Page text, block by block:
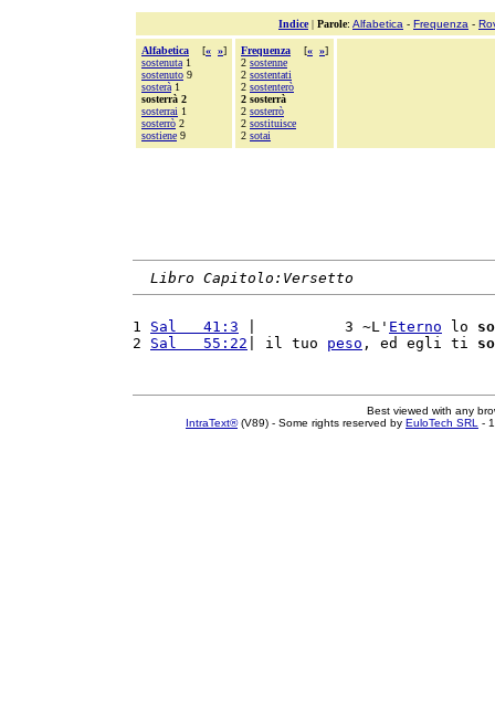
Indice| Parole: Alfabetica - Frequenza -
Alfabetica [« »]
sostenuta 1
sostenuto 9
sosterà 1
sosterrà 2
sosterrai 1
sosterrò 2
sostiene 9
Frequenza [« »]
2 sostenne
2 sostentati
2 sostenterò
2 sosterrà
2 sosterrò
2 sostituisce
2 sotai
Libro Capitolo:Versetto
1 Sal   41:3 |          3 ~L' Eterno lo
2 Sal   55:22 | il tuo peso , ed egli ti
Best viewed with any
IntraText®(V89) - Some rights reserved by EuloTech SRL -